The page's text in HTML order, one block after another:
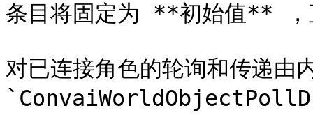
条目将固定为 **初始值** ，
对已连接角色的轮询和传递由